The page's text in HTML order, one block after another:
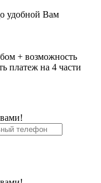
удобной Вам
+ возможность
платеж на 4 части